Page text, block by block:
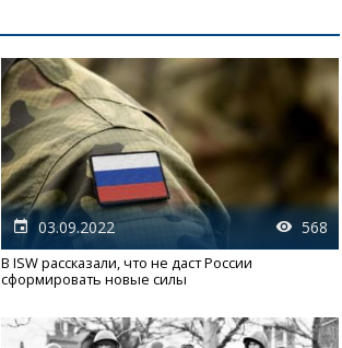
03.09.2022 568
В ISW рассказали, что не даст России
сформировать новые силы